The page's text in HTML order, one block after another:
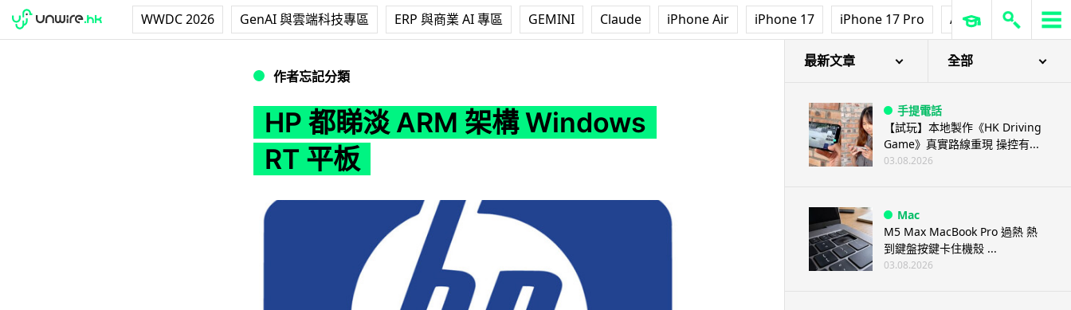
WWDC 2026 GenAI 與雲端科技專區 ERP 與商業 AI 專區 GEMINI Claude iPhone Air iPhone 17 iPhone 17 Pro AirPods Pro 3
作者忘記分類
HP 都睇淡 ARM 架構 Windows
RT 平板
最新文章 全部
手提電話
【試玩】本地製作《HK Driving
Game》真實路線重現 操控有...
03.08.2026
Mac
M5 Max MacBook Pro 過熱 熱
到鍵盤按鍵卡住機殼 ...
03.08.2026